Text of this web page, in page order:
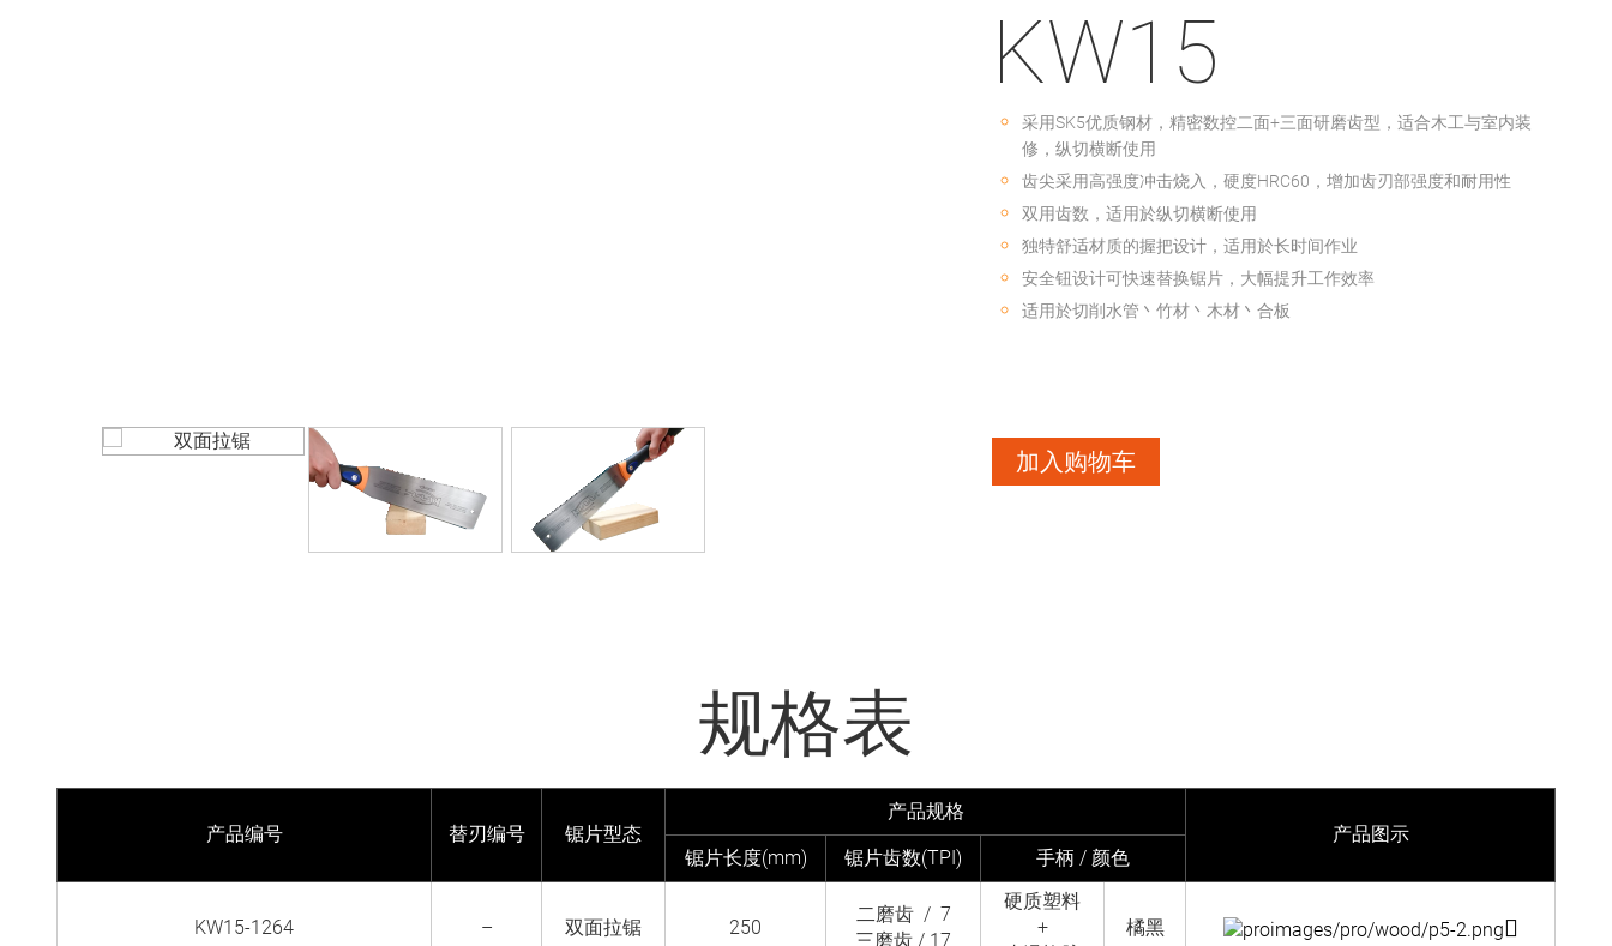
KW15
采用SK5优质钢材，精密数控二面+三面研磨齿型，适合木工与室内装
修，纵切横断使用
齿尖采用高强度冲击烧入，硬度HRC60，增加齿刃部强度和耐用性
双用齿数，适用於纵切横断使用
独特舒适材质的握把设计，适用於长时间作业
安全钮设计可快速替换锯片，大幅提升工作效率
适用於切削水管丶竹材丶木材丶合板
加入购物车
规格表
产品编号 替刃编号 锯片型态
产品规格
产品图示
锯片长度(mm)
锯片齿数(TPI) 手柄 / 颜色
KW15-1264 – 双面拉锯 250
二磨齿 / 7
三磨齿 / 17
硬质塑料
+
橘黑